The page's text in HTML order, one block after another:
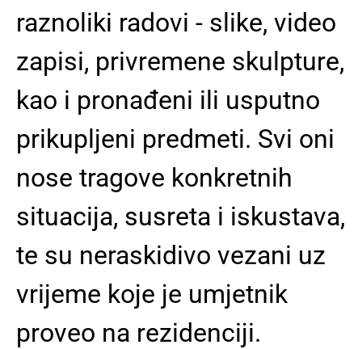
raznoliki radovi - slike, video
zapisi, privremene skulpture,
kao i pronađeni ili usputno
prikupljeni predmeti. Svi oni
nose tragove konkretnih
situacija, susreta i iskustava,
te su neraskidivo vezani uz
vrijeme koje je umjetnik
proveo na rezidenciji.